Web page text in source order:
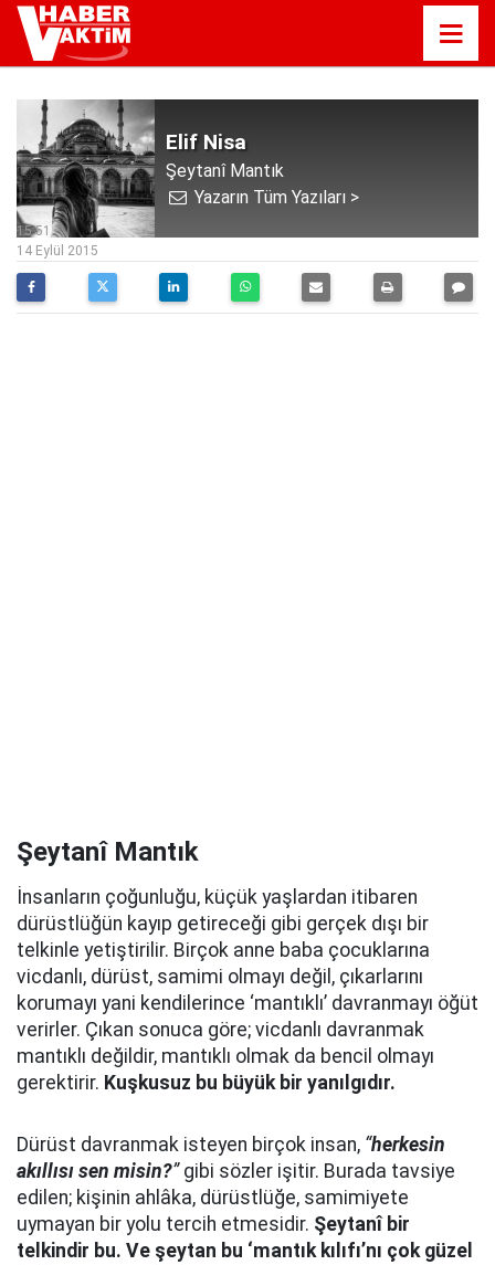
Elif Nisa
Şeytanî Mantık
Yazarın Tüm Yazıları >
15:51
14 Eylül 2015
Şeytanî Mantık
İnsanların çoğunluğu, küçük yaşlardan itibaren
dürüstlüğün kayıp getireceği gibi gerçek dışı bir
telkinle yetiştirilir. Birçok anne baba çocuklarına
vicdanlı, dürüst, samimi olmayı değil, çıkarlarını
korumayı yani kendilerince ‘mantıklı’ davranmayı öğüt
verirler. Çıkan sonuca göre; vicdanlı davranmak
mantıklı değildir, mantıklı olmak da bencil olmayı
gerektirir. Kuşkusuz bu büyük bir yanılgıdır.
Dürüst davranmak isteyen birçok insan, “herkesin
akıllısı sen misin?”gibi sözler işitir. Burada tavsiye
edilen; kişinin ahlâka, dürüstlüğe, samimiyete
uymayan bir yolu tercih etmesidir. Şeytanî bir
telkindir bu. Ve şeytan bu ‘mantık kılıfı’nı çok güzel